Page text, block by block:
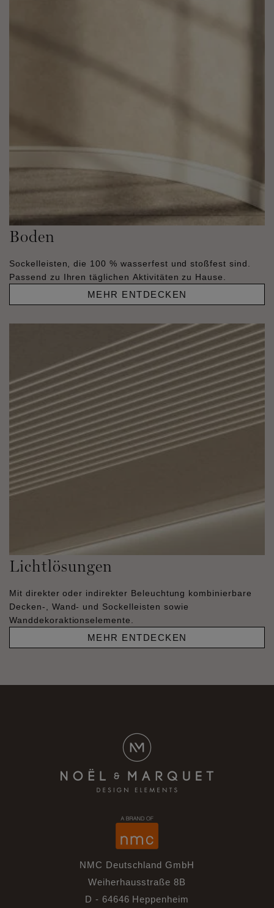
Boden
Sockelleisten, die 100 % wasserfest und stoßfest sind.
Passend zu Ihren täglichen Aktivitäten zu Hause.
MEHR ENTDECKEN
Lichtlösungen
Mit direkter oder indirekter Beleuchtung kombinierbare
Decken-, Wand- und Sockelleisten sowie
Wanddekoraktionselemente.
MEHR ENTDECKEN
NMC Deutschland GmbH
Weiherhausstraße 8B
D - 64646 Heppenheim